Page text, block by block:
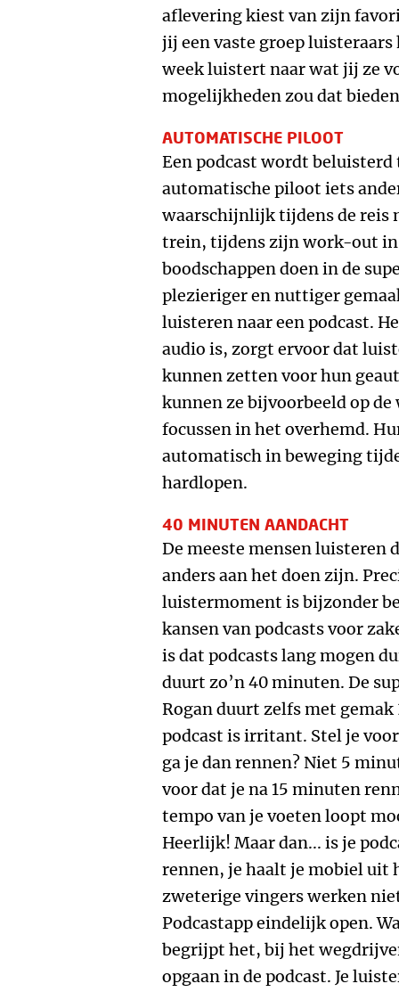
aflevering kiest van zijn
jij een vaste groep
week luistert naar wat jij ze
mogelijkheden zou dat
AUTOMATISCHE PILOOT
Een podcast wordt
automatische piloot iets
waarschijnlijk tijdens de reis
trein, tijdens zijn work-out
boodschappen doen in de
plezieriger en nuttiger
luisteren naar een podcast.
audio is, zorgt ervoor dat
kunnen zetten voor hun
kunnen ze bijvoorbeeld op
focussen in het overhemd.
automatisch in beweging
hardlopen.
40 MINUTEN AANDACHT
De meeste mensen luisteren
anders aan het doen zijn.
luistermoment is bijzonder
kansen van podcasts voor
is dat podcasts lang mogen
duurt zo’n 40 minuten. De
Rogan duurt zelfs met
podcast is irritant. Stel je
ga je dan rennen? Niet 5
voor dat je na 15 minuten
tempo van je voeten loopt
Heerlijk! Maar dan... is je
rennen, je haalt je mobiel uit
zweterige vingers werken
Podcastapp eindelijk open.
begrijpt het, bij het
opgaan in de podcast. Je